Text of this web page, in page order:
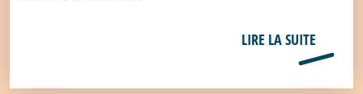
LIRE LA SUITE